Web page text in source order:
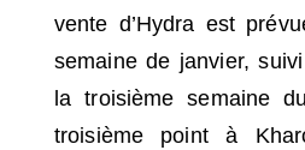
vente d’Hydra est
semaine de janvier,
la troisième semaine
troisième point à